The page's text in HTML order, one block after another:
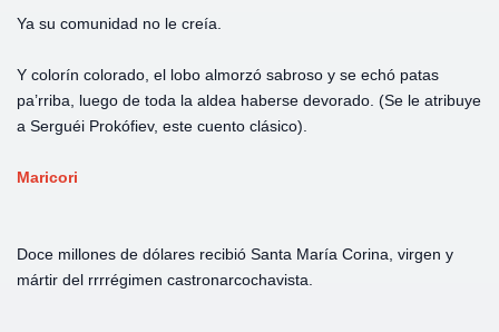
Ya su comunidad no le creía.
Y colorín colorado, el lobo almorzó sabroso y se echó patas
pa’rriba, luego de toda la aldea haberse devorado. (Se le atribuye
a Serguéi Prokófiev, este cuento clásico).
Maricori
Doce millones de dólares recibió Santa María Corina, virgen y
mártir del rrrrégimen castronarcochavista.